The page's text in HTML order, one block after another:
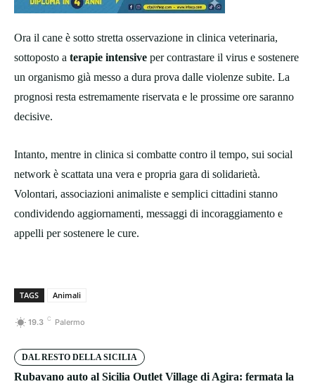
Ora il cane è sotto stretta osservazione in clinica veterinaria,
sottoposto a terapie intensive per contrastare il virus e sostenere
un organismo già messo a dura prova dalle violenze subite. La
prognosi resta estremamente riservata e le prossime ore saranno
decisive.
Intanto, mentre in clinica si combatte contro il tempo, sui social
network è scattata una vera e propria gara di solidarietà.
Volontari, associazioni animaliste e semplici cittadini stanno
condividendo aggiornamenti, messaggi di incoraggiamento e
appelli per sostenere le cure.
TAGS Animali
19.3 C Palermo
DAL RESTO DELLA SICILIA
Rubavano auto al Sicilia Outlet Village di Agira: fermata la